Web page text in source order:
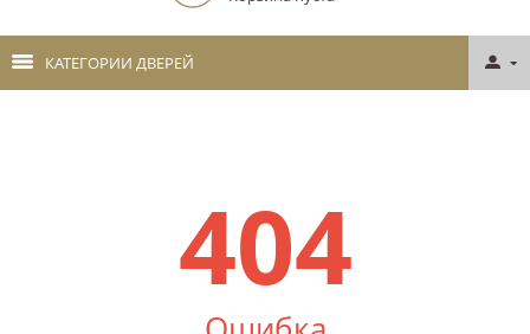
КАТЕГОРИИ ДВЕРЕЙ
404